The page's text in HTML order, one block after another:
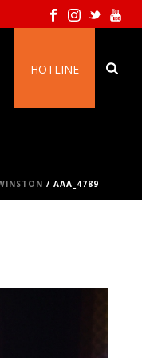
HOTLINE
/ AAA_4789